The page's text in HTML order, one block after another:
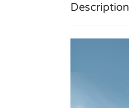
Description